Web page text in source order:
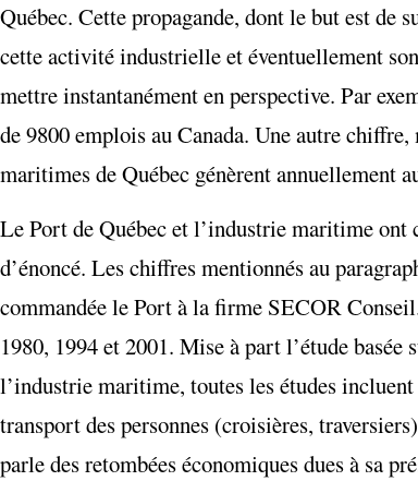
Québec. Cette propagande, dont le but est de
cette activité industrielle et éventuellement
mettre instantanément en perspective. Par
de 9800 emplois au Canada. Une autre
maritimes de Québec génèrent annuellement
Le Port de Québec et l’industrie maritime ont
d’énoncé. Les chiffres mentionnés au
commandée le Port à la firme SECOR
1980, 1994 et 2001. Mise à part l’étude
l’industrie maritime, toutes les études
transport des personnes (croisières,
parle des retombées économiques dues à sa